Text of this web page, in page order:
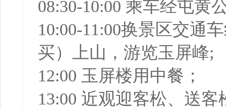
08:30-10:00 乘车经屯黄
10:00-11:00换景区交通
买）上山，游览玉屏峰;
12:00 玉屏楼用中餐；
13:00 近观迎客松、送